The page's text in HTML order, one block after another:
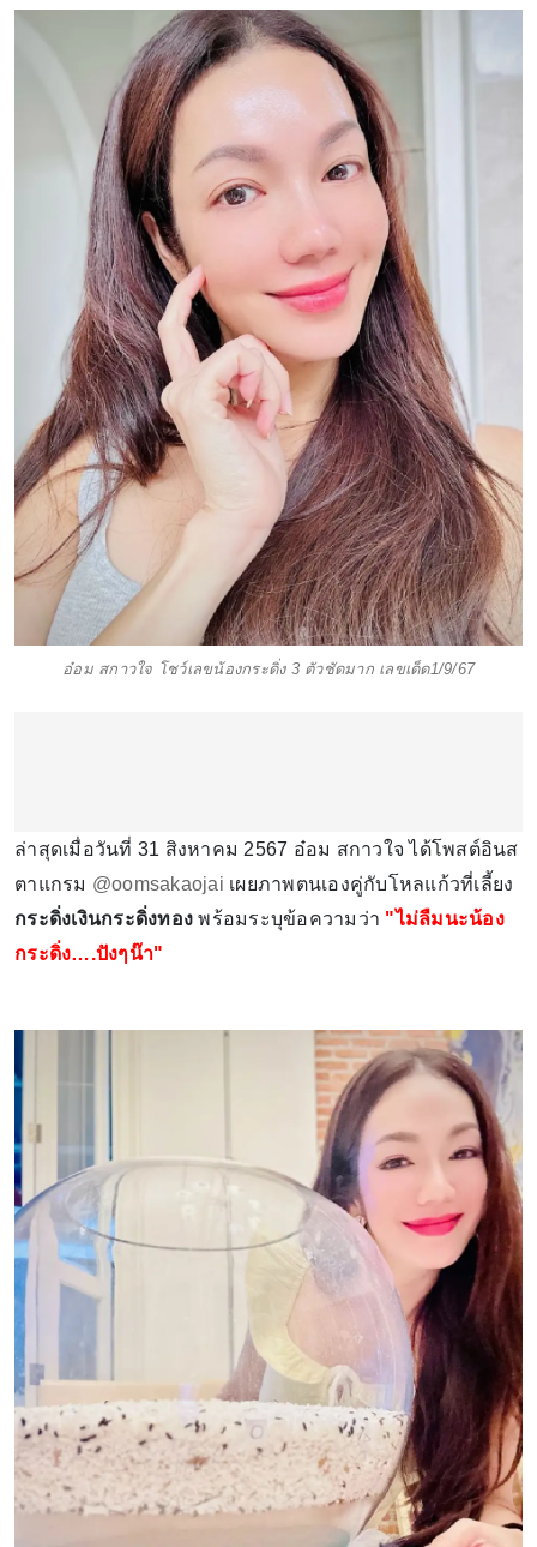
อ๋อม สกาวใจ โชว์เลขน้องกระดิ่ง 3 ตัวชัดมาก เลขเด็ด1/9/67
ล่าสุดเมื่อวันที่ 31 สิงหาคม 2567 อ๋อม สกาวใจ ได้โพสต์อินส
ตาแกรม @oomsakaojai เผยภาพตนเองคู่กับโหลแก้วที่เลี้ยง
กระดิ่งเงินกระดิ่งทอง พร้อมระบุข้อความว่า "ไม่ลืมนะน้อง
กระดิ่ง….ปังๆน๊า"